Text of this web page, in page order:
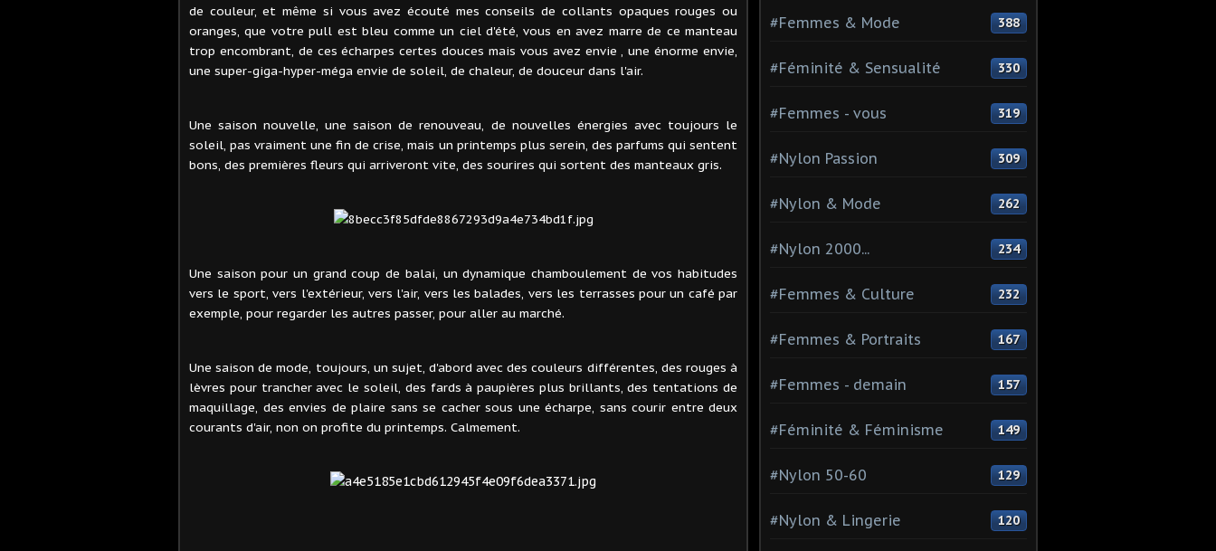
de couleur, et même si vous avez écouté mes conseils de collants opaques rouges ou
oranges, que votre pull est bleu comme un ciel d'été, vous en avez marre de ce manteau
trop encombrant, de ces écharpes certes douces mais vous avez envie , une énorme envie,
une super-giga-hyper-méga envie de soleil, de chaleur, de douceur dans l'air.
Une saison nouvelle, une saison de renouveau, de nouvelles énergies avec toujours le
soleil, pas vraiment une fin de crise, mais un printemps plus serein, des parfums qui sentent
bons, des premières fleurs qui arriveront vite, des sourires qui sortent des manteaux gris.
Une saison pour un grand coup de balai, un dynamique chamboulement de vos habitudes
vers le sport, vers l'extérieur, vers l'air, vers les balades, vers les terrasses pour un café par
exemple, pour regarder les autres passer, pour aller au marché.
Une saison de mode, toujours, un sujet, d'abord avec des couleurs différentes, des rouges à
lèvres pour trancher avec le soleil, des fards à paupières plus brillants, des tentations de
maquillage, des envies de plaire sans se cacher sous une écharpe, sans courir entre deux
courants d'air, non on profite du printemps. Calmement.
#Femmes & Mode 388
#Féminité & Sensualité 330
#Femmes - vous 319
#Nylon Passion 309
#Nylon & Mode 262
#Nylon 2000... 234
#Femmes & Culture 232
#Femmes & Portraits 167
#Femmes - demain 157
#Féminité & Féminisme 149
#Nylon 50-60 129
#Nylon & Lingerie 120